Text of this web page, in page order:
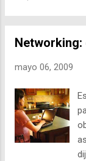
Networking:
mayo 06, 2009